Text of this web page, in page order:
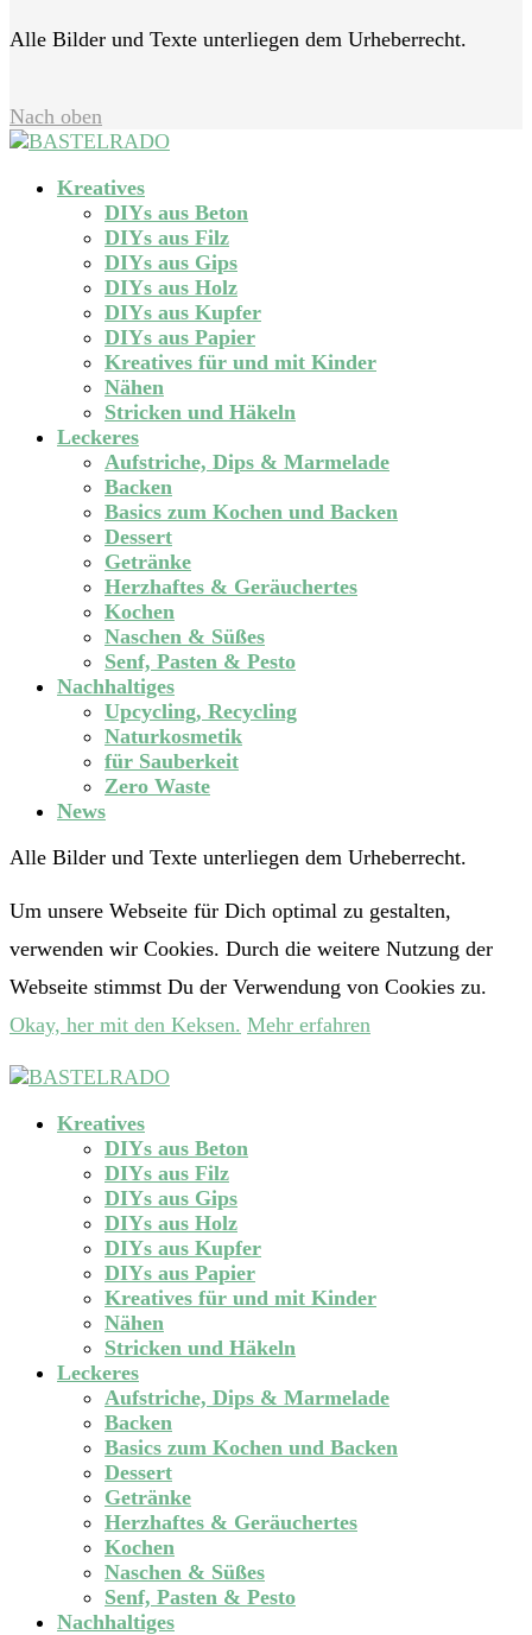
Alle Bilder und Texte unterliegen dem Urheberrecht.
Nach oben
Kreatives
DIYs aus Beton
DIYs aus Filz
DIYs aus Gips
DIYs aus Holz
DIYs aus Kupfer
DIYs aus Papier
Kreatives für und mit Kinder
Nähen
Stricken und Häkeln
Leckeres
Aufstriche, Dips & Marmelade
Backen
Basics zum Kochen und Backen
Dessert
Getränke
Herzhaftes & Geräuchertes
Kochen
Naschen & Süßes
Senf, Pasten & Pesto
Nachhaltiges
Upcycling, Recycling
Naturkosmetik
für Sauberkeit
Zero Waste
News
Alle Bilder und Texte unterliegen dem Urheberrecht.
Um unsere Webseite für Dich optimal zu gestalten,
verwenden wir Cookies. Durch die weitere Nutzung der
Webseite stimmst Du der Verwendung von Cookies zu.
Okay, her mit den Keksen. Mehr erfahren
Kreatives
DIYs aus Beton
DIYs aus Filz
DIYs aus Gips
DIYs aus Holz
DIYs aus Kupfer
DIYs aus Papier
Kreatives für und mit Kinder
Nähen
Stricken und Häkeln
Leckeres
Aufstriche, Dips & Marmelade
Backen
Basics zum Kochen und Backen
Dessert
Getränke
Herzhaftes & Geräuchertes
Kochen
Naschen & Süßes
Senf, Pasten & Pesto
Nachhaltiges